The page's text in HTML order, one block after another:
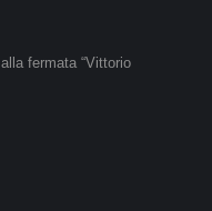
fermata “Vittorio